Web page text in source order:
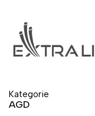
Kategorie
AGD